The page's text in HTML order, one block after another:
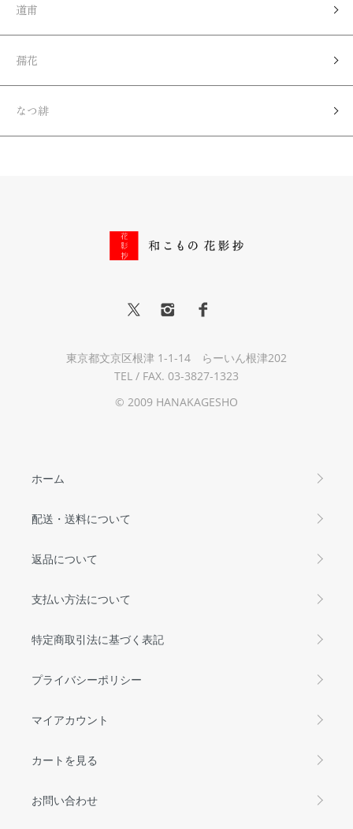
道甫
孺花
なつ緋
東京都文京区根津 1-1-14 らーいん根津202
TEL / FAX. 03-3827-1323
© 2009 HANAKAGESHO
ホーム
配送・送料について
返品について
支払い方法について
特定商取引法に基づく表記
プライバシーポリシー
マイアカウント
カートを見る
お問い合わせ